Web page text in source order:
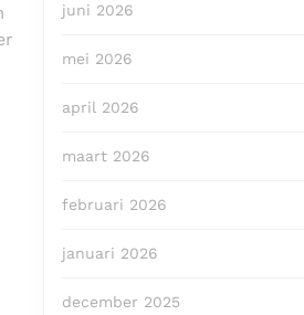
juni 2026
mei 2026
april 2026
maart 2026
februari 2026
januari 2026
december 2025